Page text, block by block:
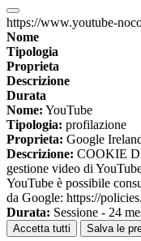
https://www.youtube-
Nome
Tipologia
Proprieta
Descrizione
Durata
Nome: YouTube
Tipologia: profilazione
Proprieta: Google
Descrizione: COOKIE
gestione video di
YouTube è possibile
da Google: https://
Durata: Sessione - 24
Accetta tutti Salva le